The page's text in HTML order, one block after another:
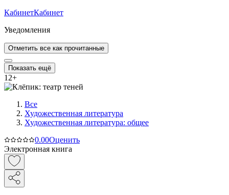
КабинетКабинет
Уведомления
Отметить все как прочитанные
Показать ещё
12+
Все
Художественная литература
Художественная литература: общее
0.00Оценить
Электронная книга